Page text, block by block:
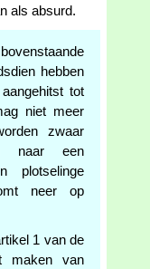
als absurd.
hebben
tot
niet meer
zwaar
naar een
plotselinge
neer op
1 van de
maken van